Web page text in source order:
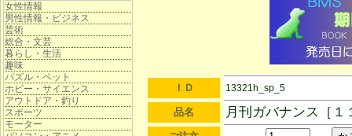
女性情報
男性情報・ビジネス
芸術
総合・文芸
暮らし・生活
趣味
パズル・ペット
ホビー・サイエンス
アウトドア・釣り
スポーツ
モーター
ＩＤ 13321h_sp_5
品名 月刊ガバナンス［